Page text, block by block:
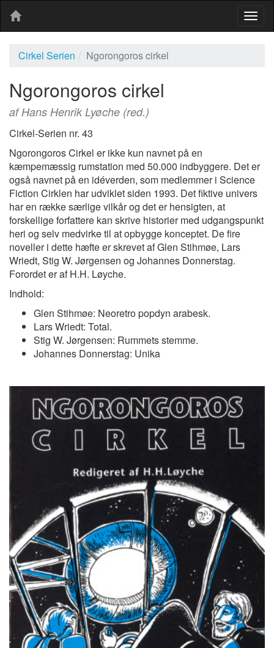
Cirkel Serien
Ngorongoros cirkel
Ngorongoros cirkel
af Hans Henrik Lyøche (red.)
Cirkel-Serien nr. 43
Ngorongoros Cirkel er ikke kun navnet på en
kæmpemæssig rumstation med 50.000 indbyggere. Det er
også navnet på en idéverden, som medlemmer i Science
Fiction Cirklen har udviklet siden 1993. Det fiktive univers
har en række særlige vilkår og det er hensigten, at
forskellige forfattere kan skrive historier med udgangspunkt
heri og selv medvirke til at opbygge konceptet. De fire
noveller i dette hæfte er skrevet af Glen Stihmøe, Lars
Wriedt, Stig W. Jørgensen og Johannes Donnerstag.
Forordet er af H.H. Løyche.
Indhold:
Glen Stihmøe: Neoretro popdyn arabesk.
Lars Wriedt: Total.
Stig W. Jørgensen: Rummets stemme.
Johannes Donnerstag: Unika